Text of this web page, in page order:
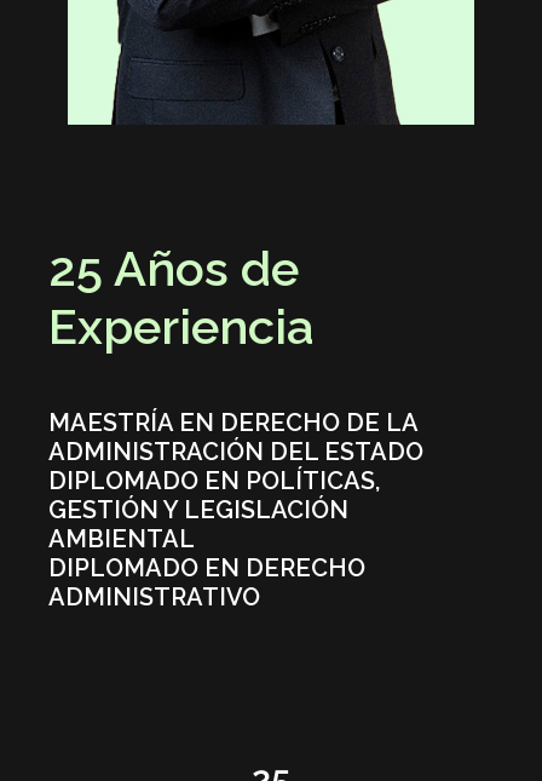
25 Años de
Experiencia
MAESTRÍA EN DERECHO DE LA
ADMINISTRACIÓN DEL ESTADO
DIPLOMADO EN POLÍTICAS,
GESTIÓN Y LEGISLACIÓN
AMBIENTAL
DIPLOMADO EN DERECHO
ADMINISTRATIVO